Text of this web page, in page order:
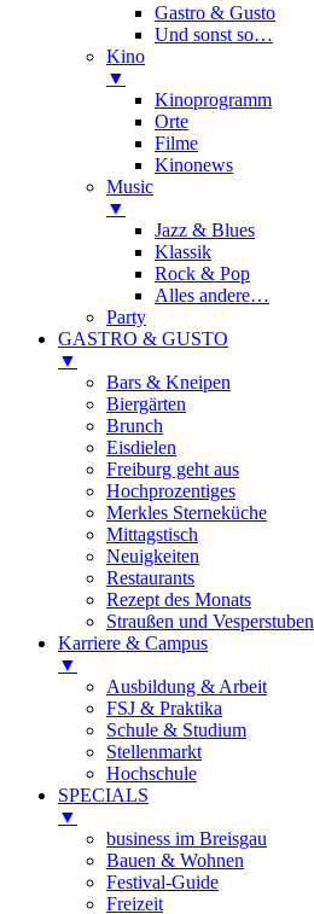
Gastro & Gusto
Und sonst so…
Kino
▼
Kinoprogramm
Orte
Filme
Kinonews
Music
▼
Jazz & Blues
Klassik
Rock & Pop
Alles andere…
Party
GASTRO & GUSTO
▼
Bars & Kneipen
Biergärten
Brunch
Eisdielen
Freiburg geht aus
Hochprozentiges
Merkles Sterneküche
Mittagstisch
Neuigkeiten
Restaurants
Rezept des Monats
Straußen und Vesperstuben
Karriere & Campus
▼
Ausbildung & Arbeit
FSJ & Praktika
Schule & Studium
Stellenmarkt
Hochschule
SPECIALS
▼
business im Breisgau
Bauen & Wohnen
Festival-Guide
Freizeit